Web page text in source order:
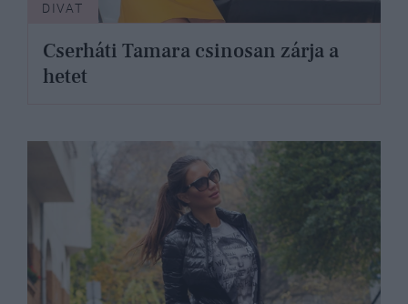
DIVAT
Cserháti Tamara csinosan zárja a
hetet